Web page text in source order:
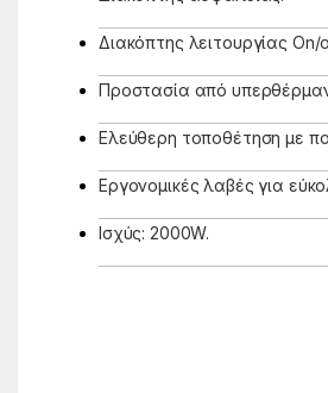
Διακόπτης λειτουργίας On/
Προστασία από
Ελεύθερη τοποθέτηση με
Εργονομικές λαβές για
Ισχύς: 2000W.